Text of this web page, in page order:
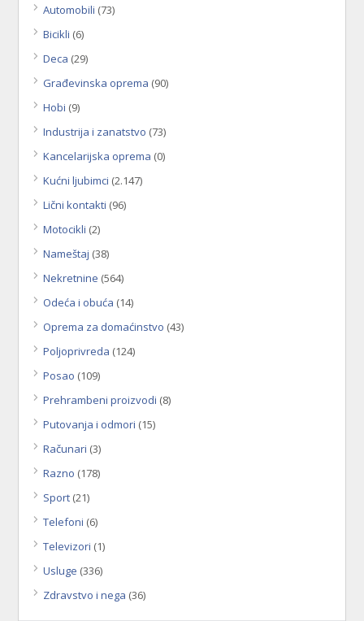
Automobili (73)
Bicikli (6)
Deca (29)
Građevinska oprema (90)
Hobi (9)
Industrija i zanatstvo (73)
Kancelarijska oprema (0)
Kućni ljubimci (2.147)
Lični kontakti (96)
Motocikli (2)
Nameštaj (38)
Nekretnine (564)
Odeća i obuća (14)
Oprema za domaćinstvo (43)
Poljoprivreda (124)
Posao (109)
Prehrambeni proizvodi (8)
Putovanja i odmori (15)
Računari (3)
Razno (178)
Sport (21)
Telefoni (6)
Televizori (1)
Usluge (336)
Zdravstvo i nega (36)